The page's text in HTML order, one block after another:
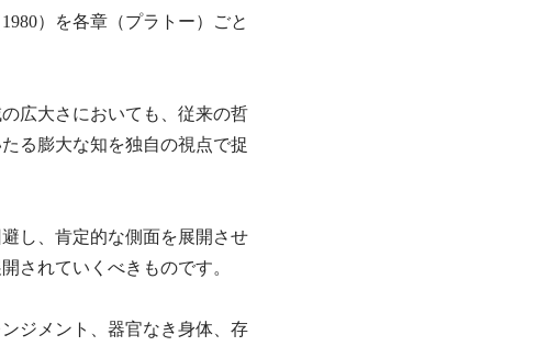
）を各章（プラトー）ごと
広大さにおいても、従来の哲
る膨大な知を独自の視点で捉
し、肯定的な側面を展開させ
されていくべきものです。
ジメント、器官なき身体、存